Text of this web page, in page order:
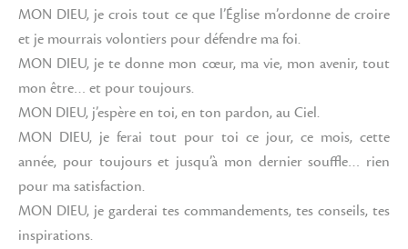
MON DIEU, je crois tout ce que l’Église m’ordonne de croire
et je mourrais volontiers pour défendre ma foi.
MON DIEU, je te donne mon cœur, ma vie, mon avenir, tout
mon être… et pour toujours.
MON DIEU, j’espère en toi, en ton pardon, au Ciel.
MON DIEU, je ferai tout pour toi ce jour, ce mois, cette
année, pour toujours et jusqu’à mon dernier souffle… rien
pour ma satisfaction.
MON DIEU, je garderai tes commandements, tes conseils, tes
inspirations.